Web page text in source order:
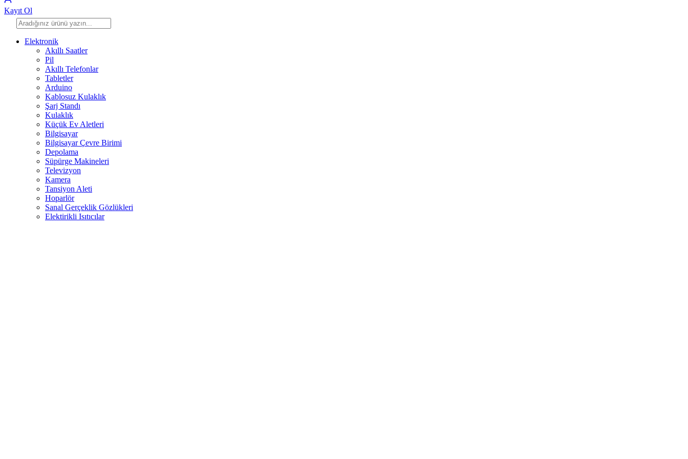
Kayıt Ol
Elektronik
Akıllı Saatler
Pil
Akıllı Telefonlar
Tabletler
Arduino
Kablosuz Kulaklık
Şarj Standı
Kulaklık
Küçük Ev Aletleri
Bilgisayar
Bilgisayar Çevre Birimi
Depolama
Süpürge Makineleri
Televizyon
Kamera
Tansiyon Aleti
Hoparlör
Sanal Gerçeklik Gözlükleri
Elektirikli Isıtıcılar